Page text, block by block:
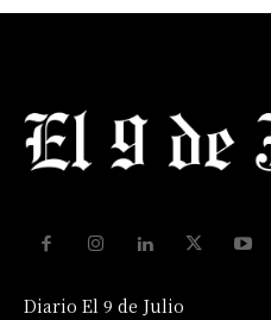
Diario El 9 de Julio